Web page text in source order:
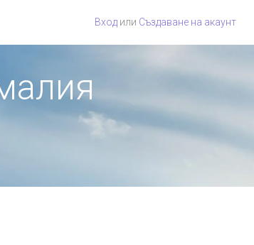
Вход или Създаване на акаунт